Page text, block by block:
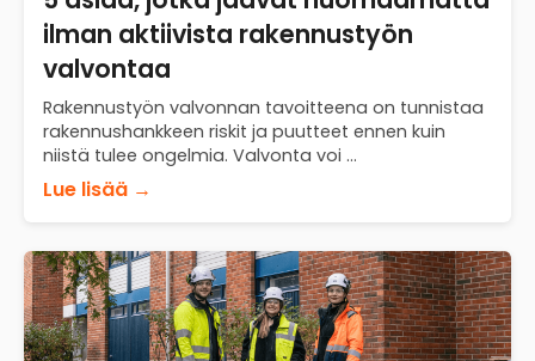
ilman aktiivista rakennustyön
valvontaa
Rakennustyön valvonnan tavoitteena on tunnistaa
rakennushankkeen riskit ja puutteet ennen kuin
niistä tulee ongelmia. Valvonta voi ...
Lue lisää →